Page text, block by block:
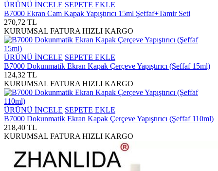
ÜRÜNÜ İNCELE SEPETE EKLE
B7000 Ekran Cam Kapak Yapıştırıcı 15ml Şeffaf+Tamir Seti
270,72 TL
KURUMSAL FATURA HIZLI KARGO
ÜRÜNÜ İNCELE SEPETE EKLE
B7000 Dokunmatik Ekran Kapak Çerçeve Yapıştırıcı (Şeffaf 15ml)
124,32 TL
KURUMSAL FATURA HIZLI KARGO
ÜRÜNÜ İNCELE SEPETE EKLE
B7000 Dokunmatik Ekran Kapak Çerçeve Yapıştırıcı (Şeffaf 110ml)
218,40 TL
KURUMSAL FATURA HIZLI KARGO